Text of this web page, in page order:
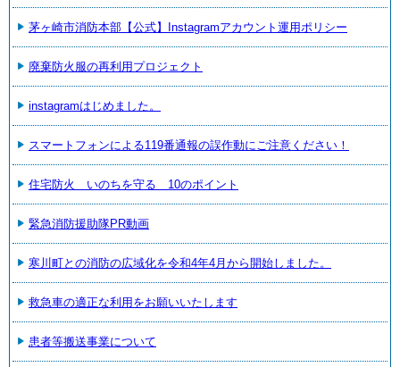
茅ヶ崎市消防本部【公式】Instagramアカウント運用ポリシー
廃棄防火服の再利用プロジェクト
instagramはじめました。
スマートフォンによる119番通報の誤作動にご注意ください！
住宅防火 いのちを守る 10のポイント
緊急消防援助隊PR動画
寒川町との消防の広域化を令和4年4月から開始しました。
救急車の適正な利用をお願いいたします
患者等搬送事業について